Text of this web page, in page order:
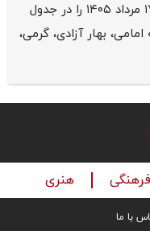
قیمت سکه و قیمت طلا امروز شنبه ۱۷ مرداد ۱۴۰۵ را در جدول
بهار آزادی، گرمی،
فرهنگی هنری
با ما